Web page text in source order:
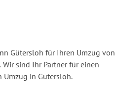
Gütersloh für Ihren Umzug von
Wir sind Ihr Partner für einen
in Gütersloh.